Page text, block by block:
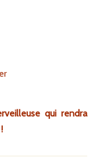
qui rendra